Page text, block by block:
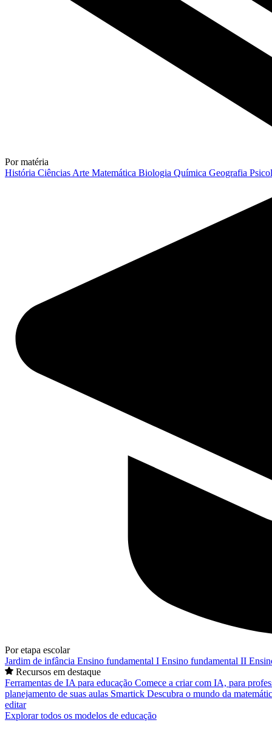
Por matéria
História Ciências Arte Matemática Biologia Química Geografia
Por etapa escolar
Jardim de infância Ensino fundamental I Ensino fundamental II
Recursos em destaque
Ferramentas de IA para educação Comece a criar com IA, para
planejamento de suas aulas Smartick Descubra o mundo da
editar
Explorar todos os modelos de educação